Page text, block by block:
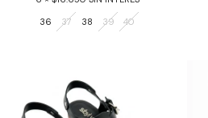
36
37 38 39 40